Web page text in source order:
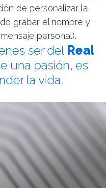
de personalizar la
grabar el nombre y
personal).
ser del Real
una pasión, es
la vida.